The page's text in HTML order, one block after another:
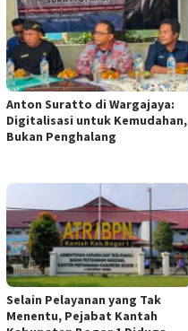
Anton Suratto di Wargajaya:
Digitalisasi untuk Kemudahan,
Bukan Penghalang
Selain Pelayanan yang Tak
Menentu, Pejabat Kantah